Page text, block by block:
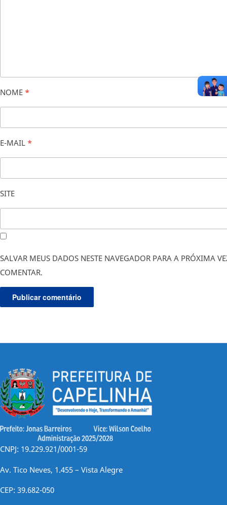
NOME *
E-MAIL *
SITE
SALVAR MEUS DADOS NESTE NAVEGADOR PARA A PRÓXIMA
COMENTAR.
CNPJ: 19.229.921/0001-59
Av. Tico Neves, 1.455 – Vista Alegre
CEP: 39.682-050